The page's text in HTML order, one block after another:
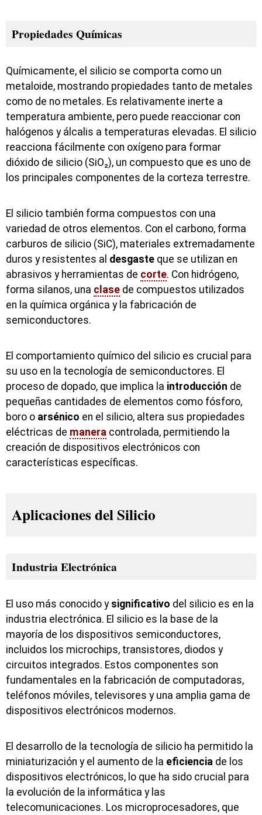
Propiedades Químicas
Químicamente, el silicio se comporta como un
metaloide, mostrando propiedades tanto de metales
como de no metales. Es relativamente inerte a
temperatura ambiente, pero puede reaccionar con
halógenos y álcalis a temperaturas elevadas. El silicio
reacciona fácilmente con oxígeno para formar
dióxido de silicio (SiO₂), un compuesto que es uno de
los principales componentes de la corteza terrestre.
El silicio también forma compuestos con una
variedad de otros elementos. Con el carbono, forma
carburos de silicio (SiC), materiales extremadamente
duros y resistentes al desgaste que se utilizan en
abrasivos y herramientas de corte. Con hidrógeno,
forma silanos, una clase de compuestos utilizados
en la química orgánica y la fabricación de
semiconductores.
El comportamiento químico del silicio es crucial para
su uso en la tecnología de semiconductores. El
proceso de dopado, que implica la introducción de
pequeñas cantidades de elementos como fósforo,
boro o arsénico en el silicio, altera sus propiedades
eléctricas de manera controlada, permitiendo la
creación de dispositivos electrónicos con
características específicas.
Aplicaciones del Silicio
Industria Electrónica
El uso más conocido y significativo del silicio es en la
industria electrónica. El silicio es la base de la
mayoría de los dispositivos semiconductores,
incluidos los microchips, transistores, diodos y
circuitos integrados. Estos componentes son
fundamentales en la fabricación de computadoras,
teléfonos móviles, televisores y una amplia gama de
dispositivos electrónicos modernos.
El desarrollo de la tecnología de silicio ha permitido la
miniaturización y el aumento de la eficiencia de los
dispositivos electrónicos, lo que ha sido crucial para
la evolución de la informática y las
telecomunicaciones. Los microprocesadores, que